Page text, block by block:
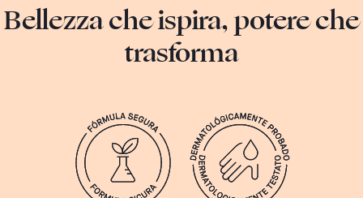
Bellezza che ispira, potere che
trasforma